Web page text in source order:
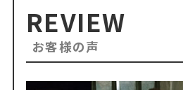
REVIEW
お客様の声